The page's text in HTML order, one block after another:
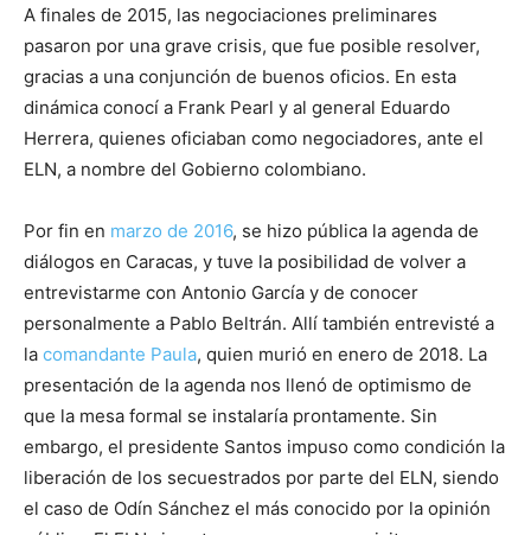
A finales de 2015, las negociaciones preliminares
pasaron por una grave crisis, que fue posible resolver,
gracias a una conjunción de buenos oficios. En esta
dinámica conocí a Frank Pearl y al general Eduardo
Herrera, quienes oficiaban como negociadores, ante el
ELN, a nombre del Gobierno colombiano.
Por fin en marzo de 2016, se hizo pública la agenda de
diálogos en Caracas, y tuve la posibilidad de volver a
entrevistarme con Antonio García y de conocer
personalmente a Pablo Beltrán. Allí también entrevisté a
la comandante Paula, quien murió en enero de 2018. La
presentación de la agenda nos llenó de optimismo de
que la mesa formal se instalaría prontamente. Sin
embargo, el presidente Santos impuso como condición la
liberación de los secuestrados por parte del ELN, siendo
el caso de Odín Sánchez el más conocido por la opinión